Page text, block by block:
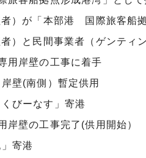
）が「本部港 国際旅客船
と民間事業者（ゲンティ
岸壁の工事に着手
壁(南側）暫定供用
びーなす」寄港
壁の工事完了(供用開始）
寄港